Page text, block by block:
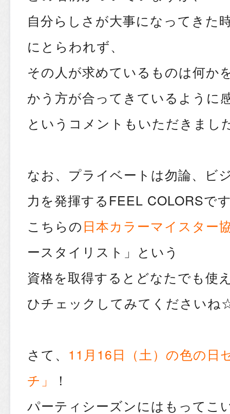
自分らしさが大事になってきた
にとらわれず、
その人が求めているものは何か
かう方が合ってきているように
というコメントもいただきまし
なお、プライベートは勿論、ビ
力を発揮するFEEL COLORSで
こちらの日本カラーマイスター
ースタイリスト」という
資格を取得するとどなたでも使
ひチェックしてみてください
さて、 11月16日（土）の色の日
チ」
！
パーティシーズンにはもってこ